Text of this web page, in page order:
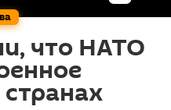
что НАТО